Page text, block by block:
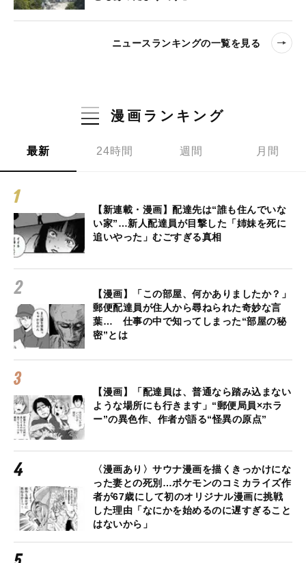
ニュースランキングの一覧を見る
漫画ランキング
最新 24時間 週間 月間
【新連載・漫画】配達先は“誰も住んでいな
い家”…新人配達員が目撃した「姉妹を死に
追いやった」むごすぎる真相
【漫画】「この部屋、何かありましたか？」
郵便配達員が住人から尋ねられた奇妙な言
葉… 仕事の中で知ってしまった“部屋の秘
密”とは
【漫画】「配達員は、普通なら踏み込まない
ような場所にも行きます」“郵便局員×ホラ
ー”の異色作、作者が語る“怪異の原点”
〈漫画あり〉サウナ漫画を描くきっかけにな
った妻との死別…ポケモンのコミカライズ作
者が67歳にして初のオリジナル漫画に挑戦
した理由「なにかを始めるのに遅すぎること
はないから」